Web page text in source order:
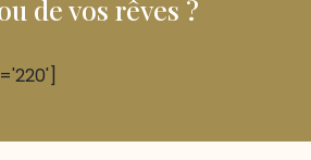
de vos rêves ?